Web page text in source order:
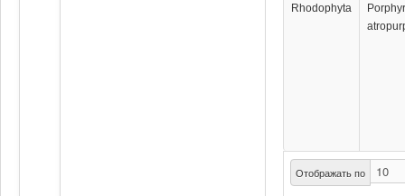
Отображать по
Rhodophyta